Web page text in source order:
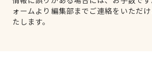
ォームより編集部までご連絡をいただ
たします。